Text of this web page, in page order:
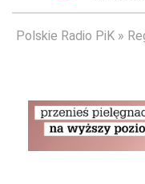
Polskie Radio PiK